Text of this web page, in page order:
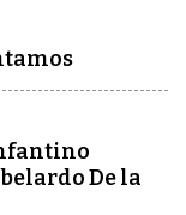
De la